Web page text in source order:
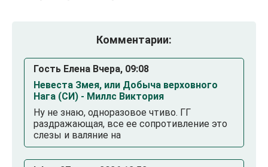
Комментарии:
Гость Елена Вчера, 09:08
Невеста Змея, или Добыча верховного
Нага (СИ) - Миллс Виктория
Ну не знаю, одноразовое чтиво. ГГ
раздражающая, все ее сопротивление это
слезы и валяние на